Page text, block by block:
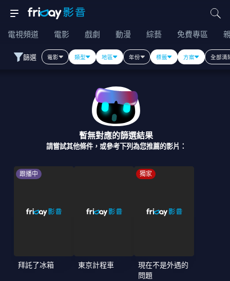
電視頻道 電影 戲劇 動漫 綜藝 免費專區
篩選 電影 類型 地區 年份 標籤 方案 全部清
暫無對應的篩選結果
請嘗試其他條件，或參考下列為您推薦的影片：
跟播中
拜託了冰箱 東京計程車
獨家
現在不是外遇的
問題